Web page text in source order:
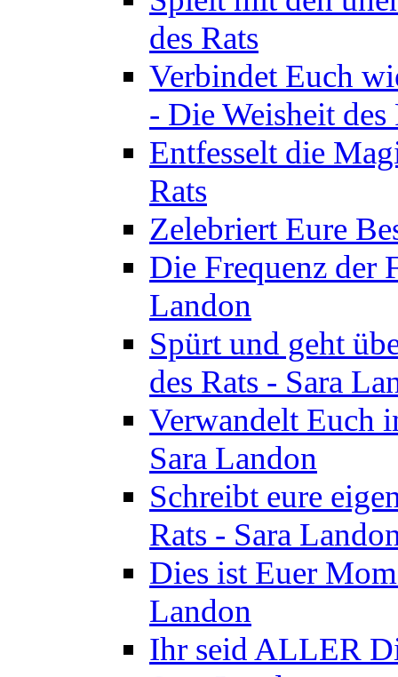
des Rats
Verbindet Euch
- Die Weisheit des
Entfesselt die
Rats
Zelebriert Eure
Die Frequenz der
Landon
Spürt und geht
des Rats - Sara
Verwandelt Euch
Sara Landon
Schreibt eure
Rats - Sara
Dies ist Euer
Landon
Ihr seid ALLER